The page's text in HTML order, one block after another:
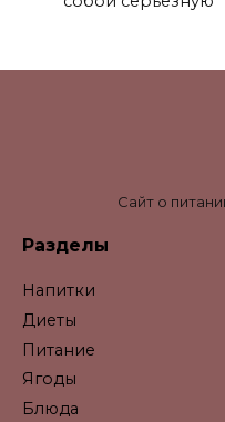
Сайт о
Разделы
Напитки
Диеты
Питание
Ягоды
Блюда